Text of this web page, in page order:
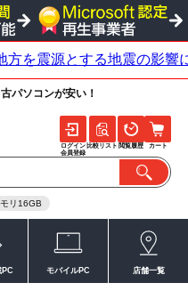
パソコンが安い！
モリ16GB
ログイン
会員登録
比較リスト 閲覧履歴 カート
モバイルPC 店舗一覧